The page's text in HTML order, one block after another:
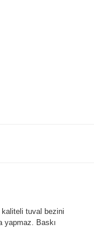
kaliteli tuval bezini
yapmaz. Baskı